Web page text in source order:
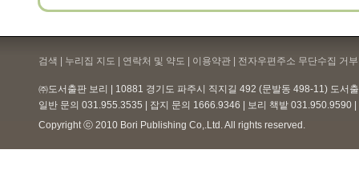
검색 | 누리집 지도 | 연락처 및 약도 | 이용약관 | 전자우편주소 무단수집 거
㈜도서출판 보리 | 10881 경기도 파주시 직지길 492 (문발동 498-11) 도서
일반 문의 031.955.3535 | 잡지 문의 1666.9346 | 보리 책밭 031.950.9590
Copyright ⓒ 2010 Bori Publishing Co,.Ltd. All rights reserved.